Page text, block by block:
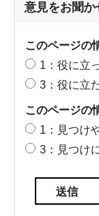
意見をお聞か
このページの
1：役に立
3：役に立
このページの
1：見つけ
3：見つけ